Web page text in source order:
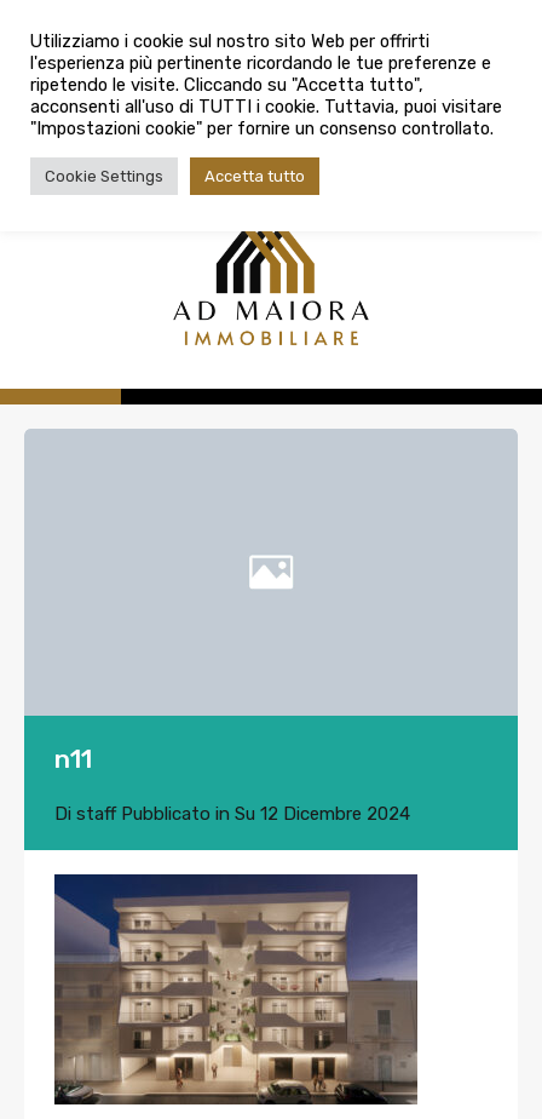
080 3759025
Città
Tipologia contratto
Tipologia contratto
n11
Di staffPubblicato in Su 12 Dicembre 2024
Utilizziamo i cookie sul nostro sito Web per offrirti
l'esperienza più pertinente ricordando le tue preferenze e
ripetendo le visite. Cliccando su "Accetta tutto",
acconsenti all'uso di TUTTI i cookie. Tuttavia, puoi visitare
"Impostazioni cookie" per fornire un consenso controllato.
Cookie Settings Accetta tutto